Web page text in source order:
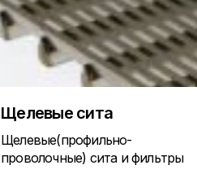
Щелевые сита
Щелевые(профильно-
проволочные) сита и фильтры